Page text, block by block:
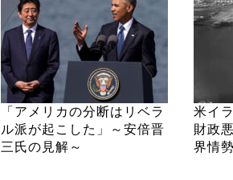
「アメリカの分断はリベラ
ル派が起こした」～安倍晋
三氏の見解～
米イ
財政
界情